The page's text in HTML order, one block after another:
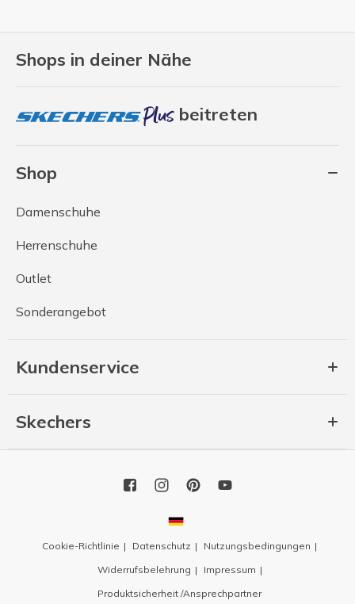
Shops in deiner Nähe
beitreten
Shop
Damenschuhe
Herrenschuhe
Outlet
Sonderangebot
Kundenservice
Skechers
Cookie-Richtlinie Datenschutz
Nutzungsbedingungen
Widerrufsbelehrung
Impressum
Produktsicherheit /Ansprechpartner